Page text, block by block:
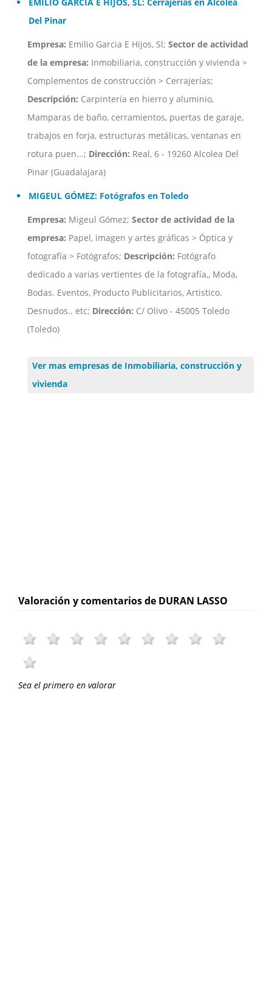
Del Pinar
Empresa: Emilio Garcia E Hijos, Sl; Sector de actividad
de la empresa: Inmobiliaria, construcción y vivienda >
Complementos de construcción > Cerrajerías;
Descripción: Carpintería en hierro y aluminio,
Mamparas de baño, cerramientos, puertas de garaje,
trabajos en forja, estructuras metálicas, ventanas en
rotura puen...; Dirección: Real, 6 - 19260 Alcolea Del
Pinar (Guadalajara)
MIGEUL GÓMEZ: Fotógrafos en Toledo
Empresa: Migeul Gómez; Sector de actividad de la
empresa: Papel, imagen y artes gráficas > Óptica y
fotografía > Fotógrafos; Descripción: Fotógrafo
dedicado a varias vertientes de la fotografía,, Moda,
Bodas. Eventos, Producto Publicitarios, Artistico.
Desnudos.. etc; Dirección: C/ Olivo - 45005 Toledo
(Toledo)
Ver mas empresas de Inmobiliaria, construcción y
vivienda
Valoración y comentarios de DURAN LASSO
Sea el primero en valorar